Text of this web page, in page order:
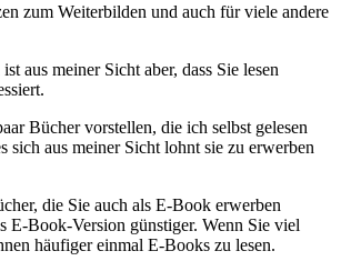
zum Weiterbilden und auch für viele andere
aus meiner Sicht aber, dass Sie lesen
Bücher vorstellen, die ich selbst gelesen
sich aus meiner Sicht lohnt sie zu erwerben
die Sie auch als E-Book erwerben
E-Book-Version günstiger. Wenn Sie viel
häufiger einmal E-Books zu lesen.